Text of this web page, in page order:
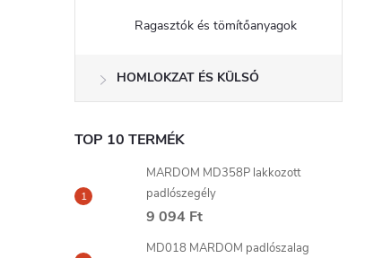
Ragasztók és tömítőanyagok
HOMLOKZAT ÉS KÜLSŐ
TOP 10 TERMÉK
MARDOM MD358P lakkozott
padlószegély
9 094 Ft
MD018 MARDOM padlószalag